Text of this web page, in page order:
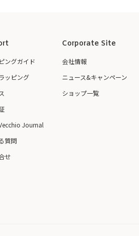
ングガイド
ッピング
Journal
質問
せ
Corporate Site
会社情報
ニュース&キャンペーン
ショップ一覧